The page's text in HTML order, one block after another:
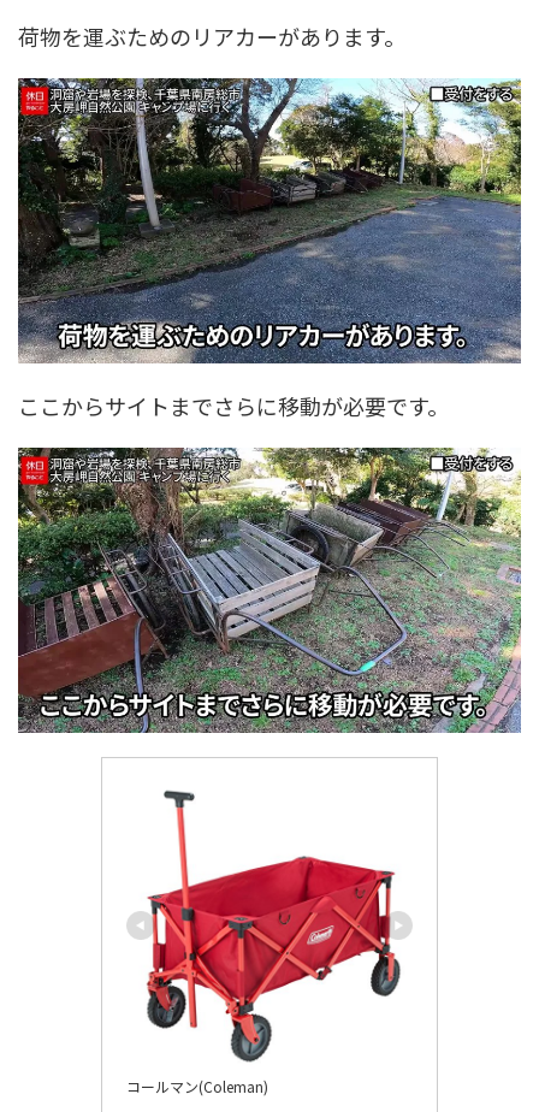
荷物を運ぶためのリアカーがあります。
ここからサイトまでさらに移動が必要です。
コールマン(Coleman)